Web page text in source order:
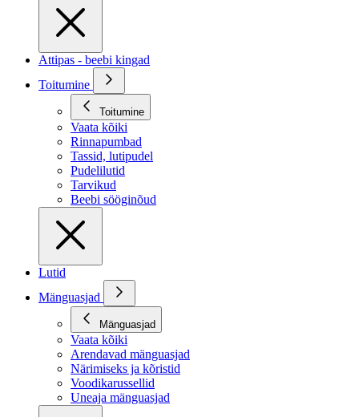
Attipas - beebi kingad
Toitumine
Toitumine
Vaata kõiki
Rinnapumbad
Tassid, lutipudel
Pudelilutid
Tarvikud
Beebi sööginõud
Lutid
Mänguasjad
Mänguasjad
Vaata kõiki
Arendavad mänguasjad
Närimiseks ja kõristid
Voodikarussellid
Uneaja mänguasjad